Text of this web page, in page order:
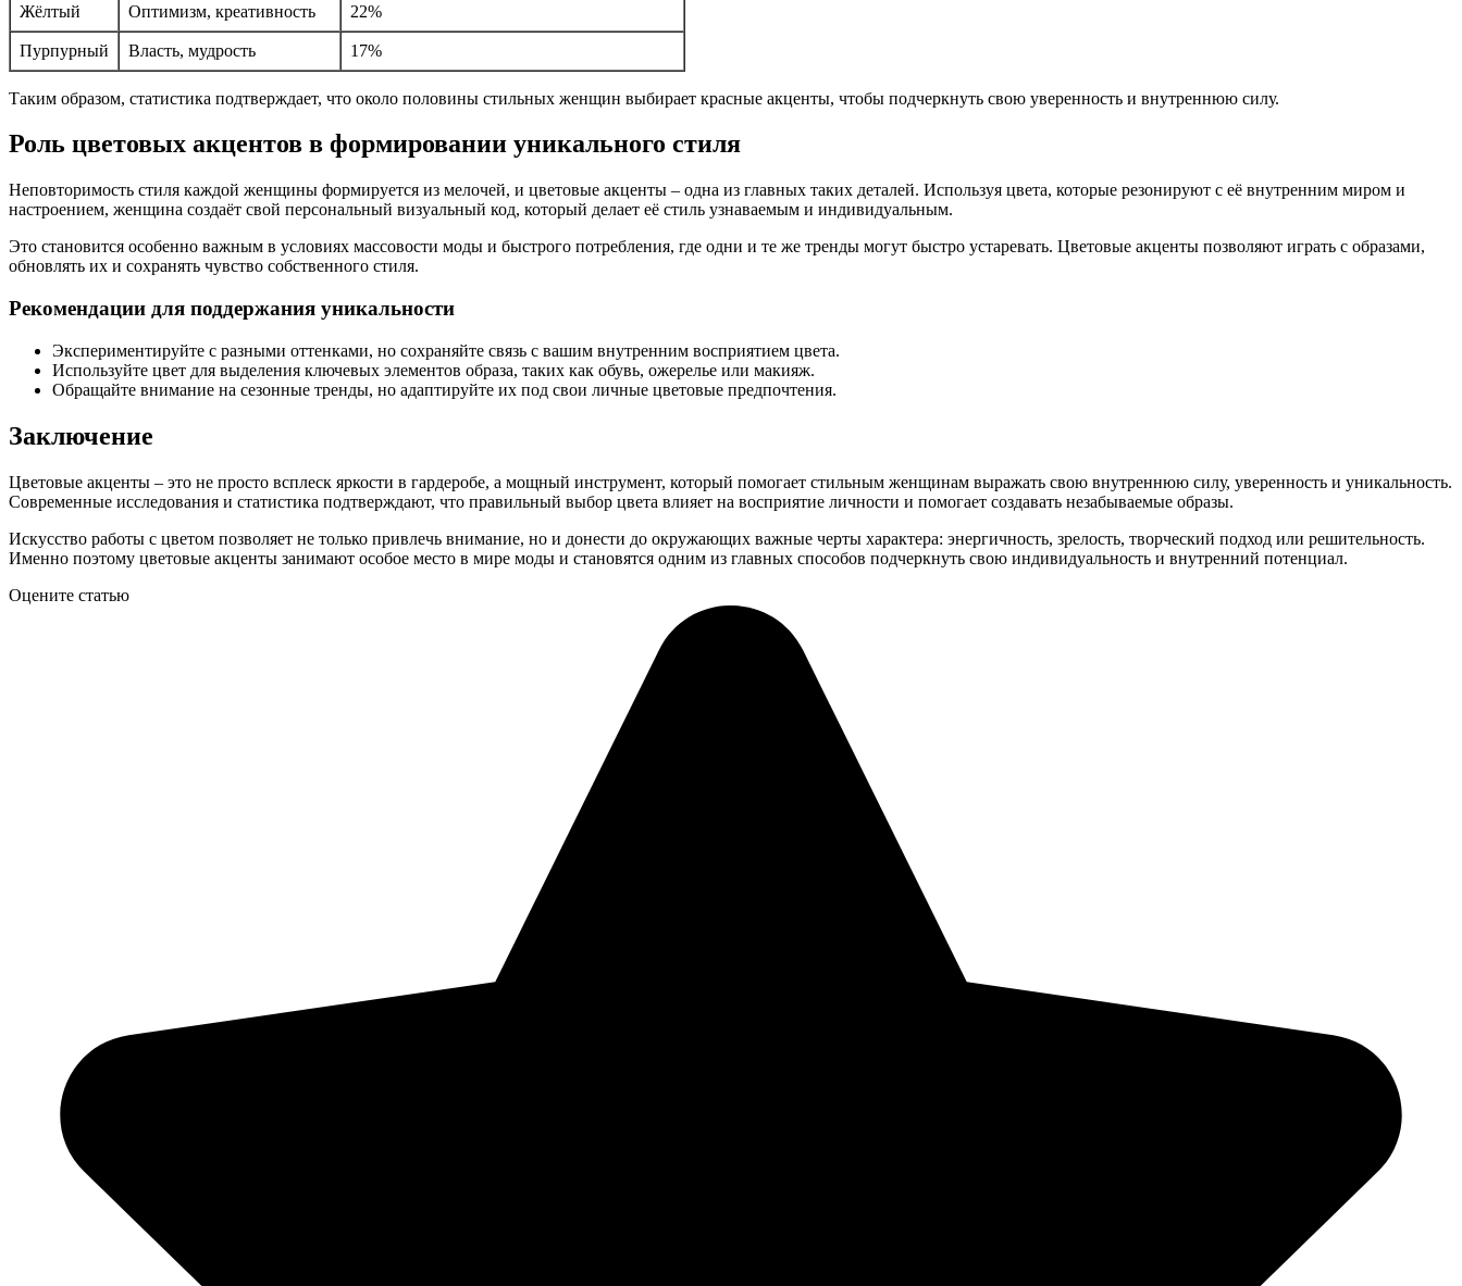
Жёлтый Оптимизм, креативность 22%
Пурпурный Власть, мудрость 17%
Таким образом, статистика подтверждает, что около половины стильных женщин выбирает красные акценты, чтобы подчеркнуть свою уверенность и внутреннюю силу.
Роль цветовых акцентов в формировании уникального стиля
Неповторимость стиля каждой женщины формируется из мелочей, и цветовые акценты – одна из главных таких деталей. Используя цвета, которые резонируют с её внутренним миром и
настроением, женщина создаёт свой персональный визуальный код, который делает её стиль узнаваемым и индивидуальным.
Это становится особенно важным в условиях массовости моды и быстрого потребления, где одни и те же тренды могут быстро устаревать. Цветовые акценты позволяют играть с образами,
обновлять их и сохранять чувство собственного стиля.
Рекомендации для поддержания уникальности
Экспериментируйте с разными оттенками, но сохраняйте связь с вашим внутренним восприятием цвета.
Используйте цвет для выделения ключевых элементов образа, таких как обувь, ожерелье или макияж.
Обращайте внимание на сезонные тренды, но адаптируйте их под свои личные цветовые предпочтения.
Заключение
Цветовые акценты – это не просто всплеск яркости в гардеробе, а мощный инструмент, который помогает стильным женщинам выражать свою внутреннюю силу, уверенность и уникальность.
Современные исследования и статистика подтверждают, что правильный выбор цвета влияет на восприятие личности и помогает создавать незабываемые образы.
Искусство работы с цветом позволяет не только привлечь внимание, но и донести до окружающих важные черты характера: энергичность, зрелость, творческий подход или решительность.
Именно поэтому цветовые акценты занимают особое место в мире моды и становятся одним из главных способов подчеркнуть свою индивидуальность и внутренний потенциал.
Оцените статью